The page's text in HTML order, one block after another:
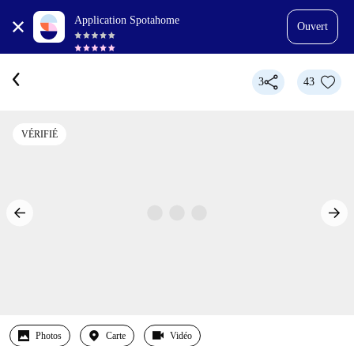
Application Spotahome
Ouvert
3 43
VÉRIFIÉ
Photos Carte Vidéo